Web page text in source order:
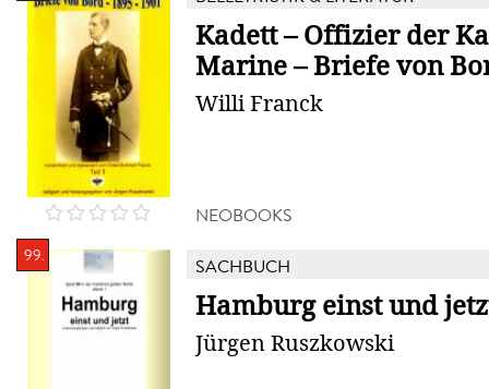
Kadett – Offizier der
Marine – Briefe von
Willi Franck
NEOBOOKS
99. SACHBUCH
Hamburg einst und
Jürgen Ruszkowski